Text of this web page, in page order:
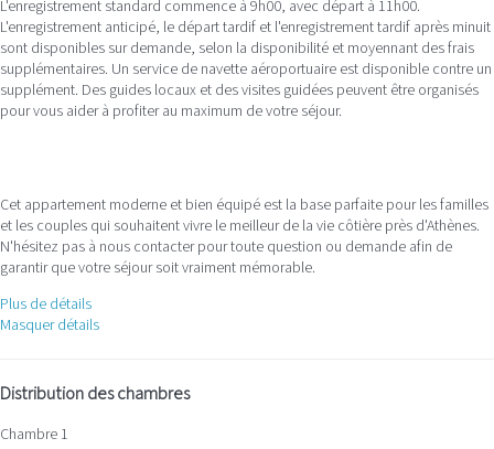
L'enregistrement standard commence à 9h00, avec départ à 11h00.
L'enregistrement anticipé, le départ tardif et l'enregistrement tardif après minuit
sont disponibles sur demande, selon la disponibilité et moyennant des frais
supplémentaires. Un service de navette aéroportuaire est disponible contre un
supplément. Des guides locaux et des visites guidées peuvent être organisés
pour vous aider à profiter au maximum de votre séjour.
Cet appartement moderne et bien équipé est la base parfaite pour les familles
et les couples qui souhaitent vivre le meilleur de la vie côtière près d'Athènes.
N'hésitez pas à nous contacter pour toute question ou demande afin de
garantir que votre séjour soit vraiment mémorable.
Plus de détails
Masquer détails
Distribution des chambres
Chambre 1